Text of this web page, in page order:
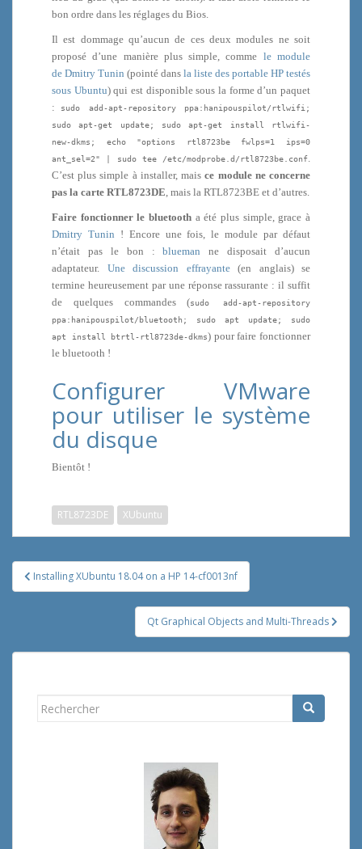
bon ordre dans les réglages du Bios.
Il est dommage qu’aucun de ces deux modules ne soit
proposé d’une manière plus simple, comme le module
de Dmitry Tunin (pointé dans la liste des portable HP testés
sous Ubuntu) qui est disponible sous la forme d’un paquet
:
sudo add-apt-repository ppa:hanipouspilot/rtlwifi;
sudo apt-get update; sudo apt-get install rtlwifi-
new-dkms; echo "options rtl8723be fwlps=1 ips=0
ant_sel=2" | sudo tee /etc/modprobe.d/rtl8723be.conf.
C’est plus simple à installer, maisce module ne concerne
pas la carte RTL8723DE, mais la RTL8723BE et d’autres.
Faire fonctionner le bluetooth a été plus simple, grace à
Dmitry Tunin ! Encore une fois, le module par défaut
n’était pas le bon :blueman ne disposait d’aucun
adaptateur. Une discussion effrayante(en anglais) se
termine heureusement par une réponse rassurante : il suffit
de quelques commandes (sudo add-apt-repository
ppa:hanipouspilot/bluetooth; sudo apt update; sudo
apt install btrtl-rtl8723de-dkms) pour faire fonctionner
le bluetooth !
Configurer VMware
pour utiliser le système
du disque
Bientôt !
RTL8723DE XUbuntu
Navigation
de
Installing XUbuntu 18.04 on a HP 14-cf0013nf
Qt Graphical Objects and Multi-Threads
Rechercher...